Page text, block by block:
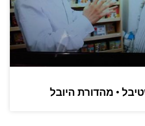
• מהדורת היובל